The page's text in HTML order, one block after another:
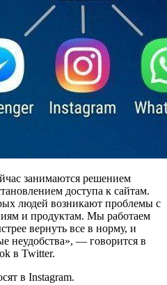
занимаются решением
доступа к сайтам.
людей возникают проблемы с
и продуктам. Мы работаем
вернуть все в норму, и
неудобства», — говорится в
в Twitter.
в Instagram.